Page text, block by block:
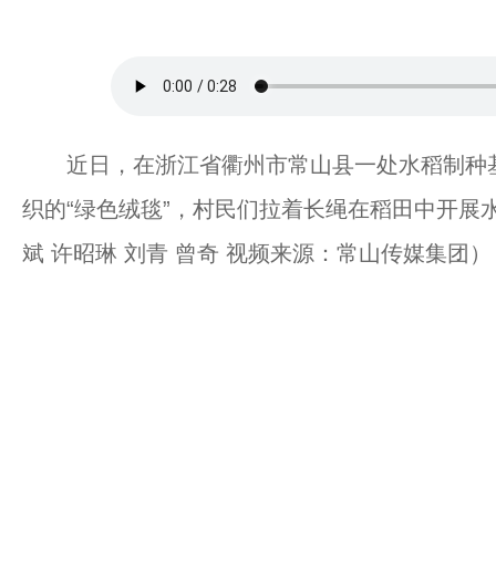
近日，在浙江省衢州市常山县一处水稻制种
织的“绿色绒毯”，村民们拉着长绳在稻田中开
斌 许昭琳 刘青 曾奇 视频来源：常山传媒集团）